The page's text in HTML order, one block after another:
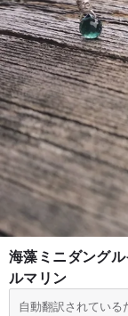
海藻ミニダング
ルマリン
自動翻訳されている